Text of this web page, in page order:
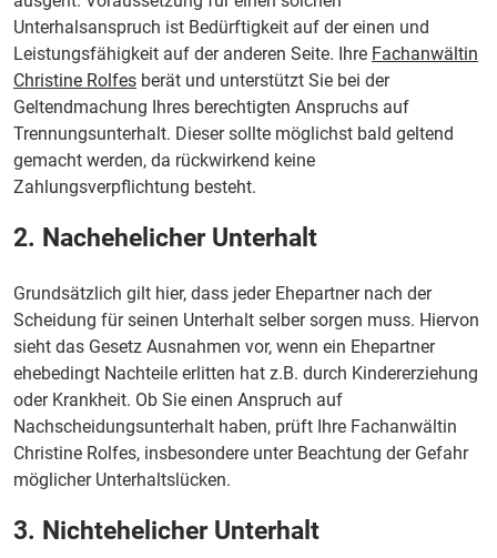
Unterhalsanspruch ist Bedürftigkeit auf der einen und
Leistungsfähigkeit auf der anderen Seite. Ihre Fachanwältin
Christine Rolfes berät und unterstützt Sie bei der
Geltendmachung Ihres berechtigten Anspruchs auf
Trennungsunterhalt. Dieser sollte möglichst bald geltend
gemacht werden, da rückwirkend keine
Zahlungsverpflichtung besteht.
2. Nachehelicher Unterhalt
Grundsätzlich gilt hier, dass jeder Ehepartner nach der
Scheidung für seinen Unterhalt selber sorgen muss. Hiervon
sieht das Gesetz Ausnahmen vor, wenn ein Ehepartner
ehebedingt Nachteile erlitten hat z.B. durch Kindererziehung
oder Krankheit. Ob Sie einen Anspruch auf
Nachscheidungsunterhalt haben, prüft Ihre Fachanwältin
Christine Rolfes, insbesondere unter Beachtung der Gefahr
möglicher Unterhaltslücken.
3. Nichtehelicher Unterhalt